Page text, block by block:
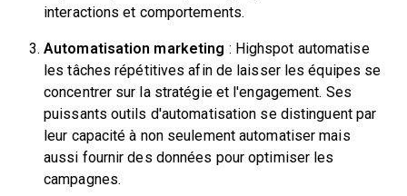
interactions et comportements.
Automatisation marketing : Highspot automatise
les tâches répétitives afin de laisser les équipes se
concentrer sur la stratégie et l'engagement. Ses
puissants outils d'automatisation se distinguent par
leur capacité à non seulement automatiser mais
aussi fournir des données pour optimiser les
campagnes.